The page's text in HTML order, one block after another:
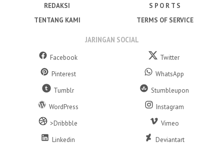
REDAKSI
S P O R T S
TENTANG KAMI
TERMS OF SERVICE
JARINGAN SOCIAL
Facebook
Twitter
Pinterest
WhatsApp
Tumblr
Stumbleupon
WordPress
Instagram
>Dribbble
Vimeo
Linkedin
Deviantart